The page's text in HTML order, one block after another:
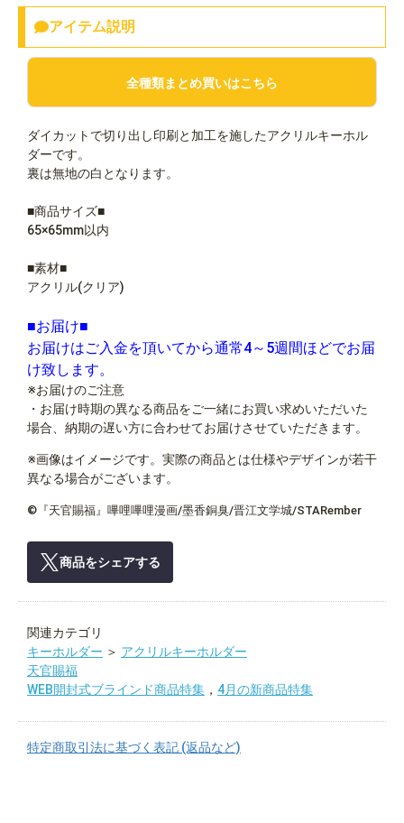
アイテム説明
全種類まとめ買いはこちら
ダイカットで切り出し印刷と加工を施したアクリルキーホル
ダーです。
裏は無地の白となります。
■商品サイズ■
65×65mm以内
■素材■
アクリル(クリア)
■お届け■
お届けはご入金を頂いてから通常4～5週間ほどでお届
け致します。
※お届けのご注意
・お届け時期の異なる商品をご一緒にお買い求めいただいた
場合、納期の遅い方に合わせてお届けさせていただきます。
※画像はイメージです。実際の商品とは仕様やデザインが若干
異なる場合がございます。
©『天官賜福』嗶哩嗶哩漫画/墨香銅臭/晋江文学城/STARember
商品をシェアする
関連カテゴリ
キーホルダー ＞ アクリルキーホルダー
天官賜福
WEB開封式ブラインド商品特集 ， 4月の新商品特集
特定商取引法に基づく表記 (返品など)